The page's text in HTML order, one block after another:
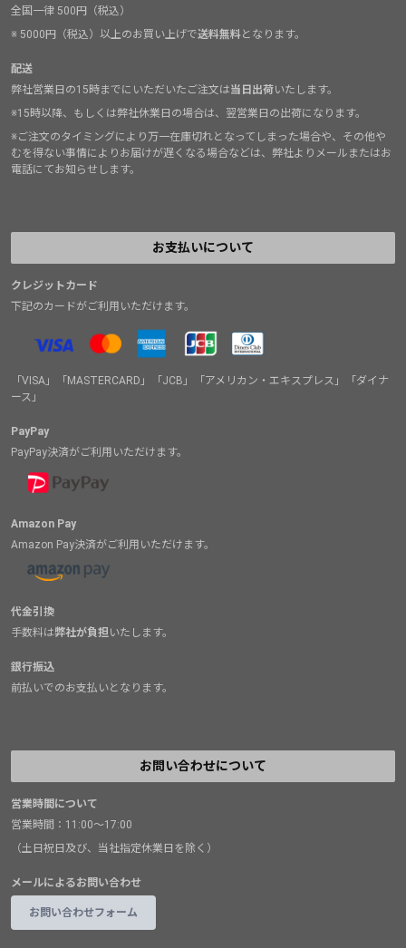
全国一律 500円（税込）
※ 5000円（税込）以上のお買い上げで送料無料となります。
配送
弊社営業日の15時までにいただいたご注文は当日出荷いたします。
※15時以降、もしくは弊社休業日の場合は、翌営業日の出荷になります。
※ご注文のタイミングにより万一在庫切れとなってしまった場合や、その他や
むを得ない事情によりお届けが遅くなる場合などは、弊社よりメールまたはお
電話にてお知らせします。
お支払いについて
クレジットカード
下記のカードがご利用いただけます。
「VISA」「MASTERCARD」「JCB」「アメリカン・エキスプレス」「ダイナ
ース」
PayPay
PayPay決済がご利用いただけます。
Amazon Pay
Amazon Pay決済がご利用いただけます。
代金引換
手数料は弊社が負担いたします。
銀行振込
前払いでのお支払いとなります。
お問い合わせについて
営業時間について
営業時間：11:00～17:00
（土日祝日及び、当社指定休業日を除く）
メールによるお問い合わせ
お問い合わせフォーム